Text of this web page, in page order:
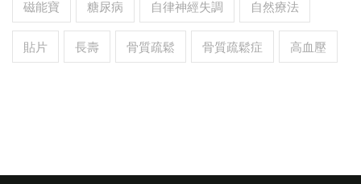
磁能寶 糖尿病 自律神經失調 自然療法
貼片 長壽 骨質疏鬆 骨質疏鬆症 高血壓